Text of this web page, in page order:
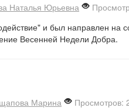
Наталья Юрьевна
и был направлен на
Весенней Недели Добра.
Марина
Просмотров: